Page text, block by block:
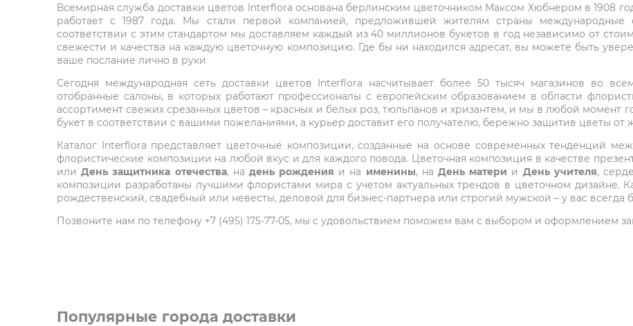
Всемирная служба доставки цветов Interflora основана берлинским цветочником Максом Хюбнером в 1908
работает с 1987 года. Мы стали первой компанией, предложившей жителям страны международные
соответствии с этим стандартом мы доставляем каждый из 40 миллионов букетов в год независимо от
свежести и качества на каждую цветочную композицию. Где бы ни находился адресат, вы можете быть
ваше послание лично в руки
Сегодня международная сеть доставки цветов Interflora насчитывает более 50 тысяч магазинов во
отобранные салоны, в которых работают профессионалы с европейским образованием в области
ассортимент свежих срезанных цветов – красных и белых роз, тюльпанов и хризантем, и мы в любой момент
букет в соответствии с вашими пожеланиями, а курьер доставит его получателю, бережно защитив цветы
Каталог Interflora представляет цветочные композиции, созданные на основе современных тенденций
флористические композиции на любой вкус и для каждого повода. Цветочная композиция в качестве
илиДень защитника отечества, на день рождения и на именины, наДень матери и День учителя,
композиции разработаны лучшими флористами мира с учетом актуальных трендов в цветочном дизайне.
рождественский, свадебный или невесты, деловой для бизнес-партнера или строгий мужской – у вас
Позвоните нам по телефону +7 (495) 175-77-05, мы с удовольствием поможем вам с выбором и оформлением
Популярные города доставки